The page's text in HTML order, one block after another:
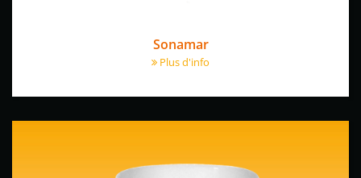
Sonamar
Plus d'info